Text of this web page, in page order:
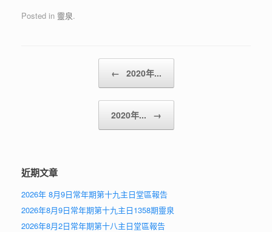
Posted in 靈泉.
Post navigation
← 2020年...
2020年... →
近期文章
2026年 8月9日常年期第十九主日堂區報告
2026年8月9日常年期第十九主日1358期靈泉
2026年8月2日常年期第十八主日堂區報告